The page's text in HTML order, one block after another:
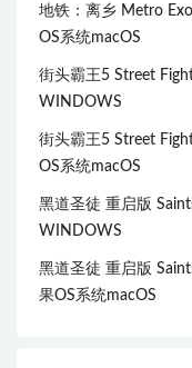
地铁：离乡 Metro
OS系统macOS
街头霸王5 Street
WINDOWS
街头霸王5 Street
OS系统macOS
黑道圣徒 重启版
WINDOWS
黑道圣徒 重启版
果OS系统macOS